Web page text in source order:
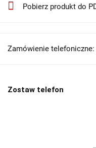
Pobierz produkt do
Zamówienie telefoniczne:
Zostaw telefon